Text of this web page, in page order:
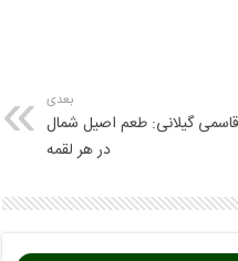
بعدی
قاسمی گیلانی: طعم اصیل شمال
در هر لقمه